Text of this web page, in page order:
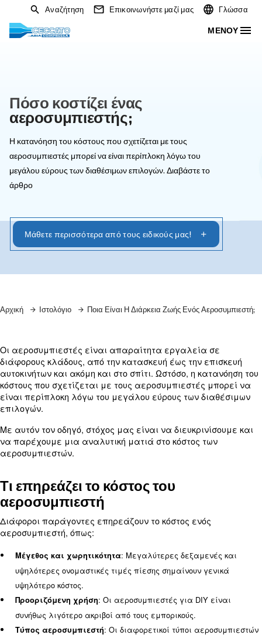
Αναζήτηση Επικοινωνήστε μαζί μας
Πόσο κοστίζει ένας
αεροσυμπιεστής;
Η κατανόηση του κόστους που σχετίζεται με τους
αεροσυμπιεστές μπορεί να είναι περίπλοκη λόγω του
άρθρο
Αρχική Ιστολόγιο Ποια Είναι Η Διάρκεια Ζωής Ενός
Οι αεροσυμπιεστές είναι απαραίτητα εργαλεία
διάφορους κλάδους, από την κατασκευή έως την
κόστους που σχετίζεται με τους
είναι περίπλοκη λόγω του μεγάλου εύρους των
επιλογών.
Με αυτόν τον οδηγό, στόχος μας είναι να
να παρέχουμε μια αναλυτική ματιά στο κόστος
αεροσυμπιεστών.
Τι επηρεάζει το κόστος του
αεροσυμπιεστή